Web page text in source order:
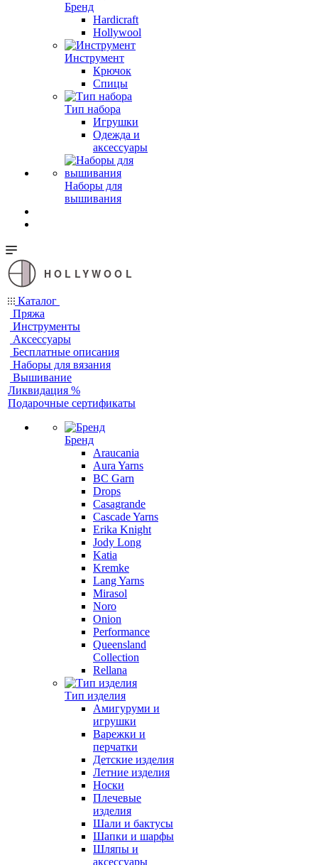
Бренд
Hardicraft
Hollywool
Инструмент
Крючок
Спицы
Тип набора
Игрушки
Одежда и
аксессуары
Наборы для
вышивания
HOLLYWOOL
Каталог
Пряжа
Инструменты
Аксессуары
Бесплатные описания
Наборы для вязания
Вышивание
Ликвидация %
Подарочные сертификаты
Бренд
Araucania
Aura Yarns
BC Garn
Drops
Casagrande
Cascade Yarns
Erika Knight
Jody Long
Katia
Kremke
Lang Yarns
Mirasol
Noro
Onion
Performance
Queensland
Collection
Rellana
Тип изделия
Амигуруми и
игрушки
Варежки и
перчатки
Детские изделия
Летние изделия
Носки
Плечевые
изделия
Шали и бактусы
Шапки и шарфы
Шляпы и
аксессуары